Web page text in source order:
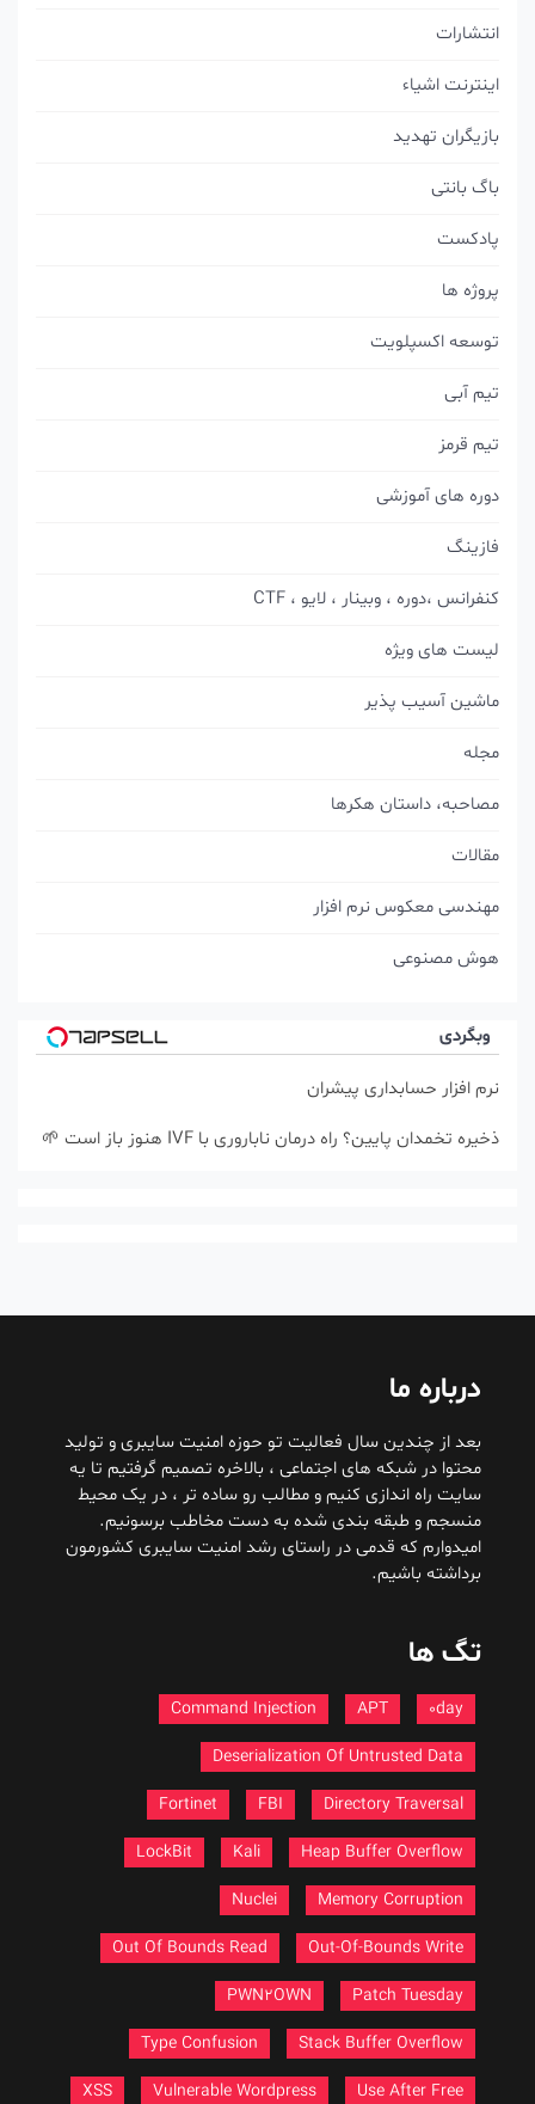
انتشارات
اینترنت اشیاء
بازیگران تهدید
باگ بانتی
پادکست
پروژه ها
توسعه اکسپلویت
تیم آبی
تیم قرمز
دوره های آموزشی
فازینگ
کنفرانس ،دوره ، وبینار ، لایو ، CTF
لیست های ویژه
ماشین آسیب پذیر
مصاحبه، داستان هکرها
مقالات
مهندسی معکوس نرم افزار
هوش مصنوعی
وبگردی
نرم افزار حسابداری پیشران
ذخیره تخمدان پایین؟ راه درمان ناباروری با IVF هنوز باز است 🌱
درباره ما
بعد از چندین سال فعالیت تو حوزه امنیت سایبری و تولید
محتوا در شبکه های اجتماعی ، بالاخره تصمیم گرفتیم تا یه
سایت راه اندازی کنیم و مطالب رو ساده تر ، در یک محیط
منسجم و طبقه بندی شده به دست مخاطب برسونیم.
امیدوارم که قدمی در راستای رشد امنیت سایبری کشورمون
برداشته باشیم.
تگ ها
Command Injection
Deserialization Of Untrusted Data
Directory Traversal
Fortinet
Heap Buffer Overflow
LockBit
Memory Corruption
Nuclei
Out-Of-Bounds Write
Out Of Bounds Read
Patch Tuesday
PWN2OWN
Stack Buffer Overflow
Type Confusion
Use After Free
Vulnerable Wordpress